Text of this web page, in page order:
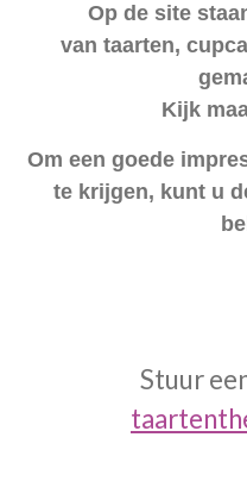
Op de site
van taarten,
Kijk
Om een goede
te krijgen, kunt u
Stuur